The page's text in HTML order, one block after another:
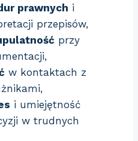
prawnych i
przepisów,
przy
w kontaktach z
i umiejętność
w trudnych